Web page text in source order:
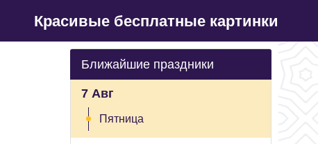
Красивые бесплатные картинки
Ближайшие праздники
7 Авг
Пятница